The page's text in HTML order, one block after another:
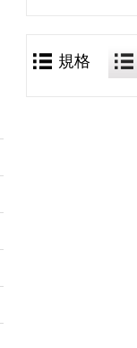
規格